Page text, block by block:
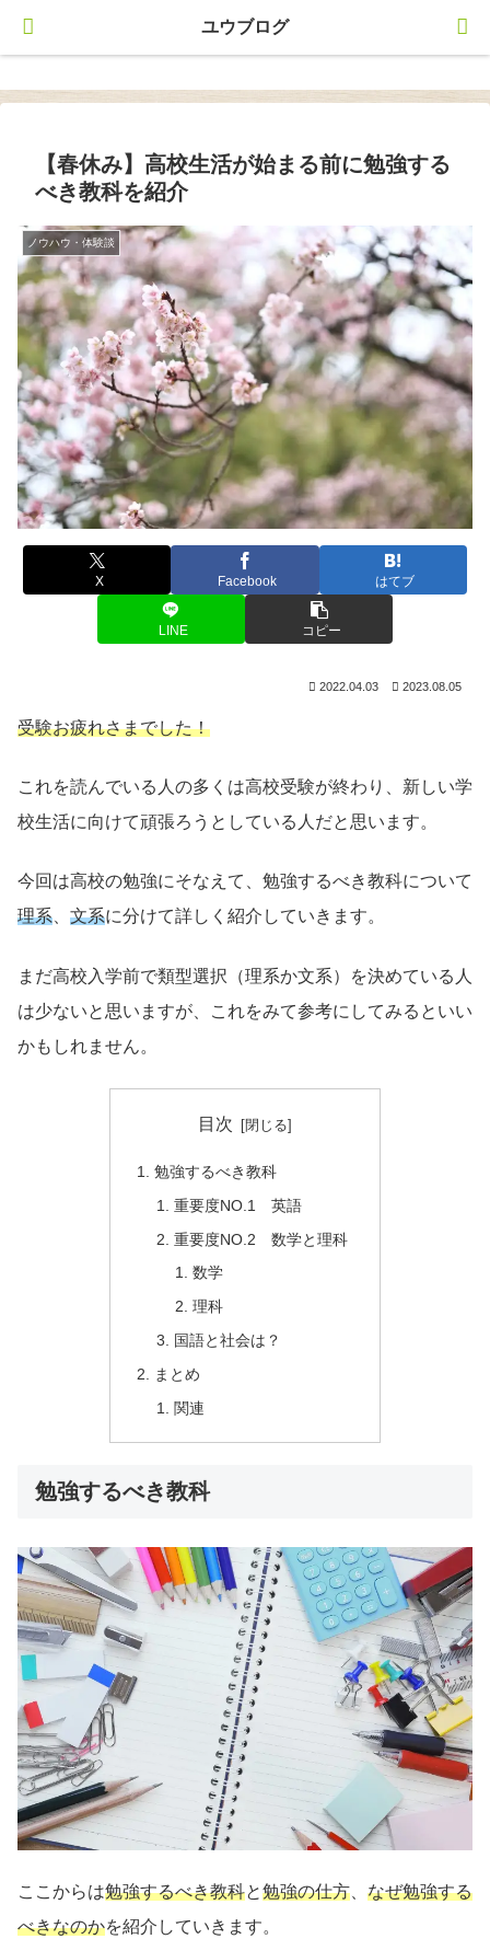
ユウブログ
【春休み】高校生活が始まる前に勉強する
べき教科を紹介
ノウハウ・体験談
X Facebook はてブ
LINE コピー
2022.04.03 2023.08.05
受験お疲れさまでした！
これを読んでいる人の多くは高校受験が終わり、新しい学
校生活に向けて頑張ろうとしている人だと思います。
今回は高校の勉強にそなえて、勉強するべき教科について
理系、 文系に分けて詳しく紹介していきます。
まだ高校入学前で類型選択（理系か文系）を決めている人
は少ないと思いますが、これをみて参考にしてみるといい
かもしれません。
目次
勉強するべき教科
重要度NO.1 英語
重要度NO.2 数学と理科
数学
理科
国語と社会は？
まとめ
関連
勉強するべき教科
ここからは勉強するべき教科と勉強の仕方
なぜ勉強する
べきなのかを紹介していきます。
ユウブログ